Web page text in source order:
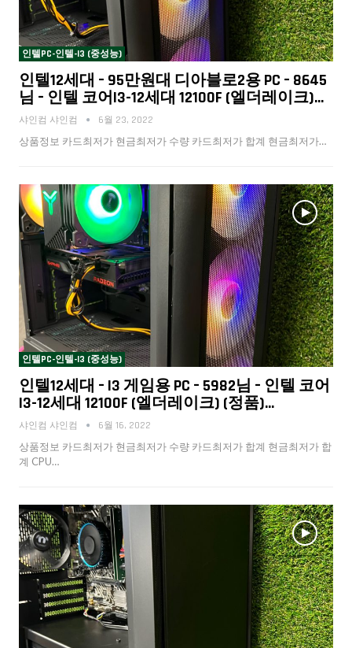
인텔PC-인텔-I3 (중성능)
인텔12세대 – 95만원대 디아블로2용 PC – 8645
님 – 인텔 코어i3-12세대 12100F (엘더레이크)…
샤인컴 샤인컴 6월 23, 2022
상품정보 카드최저가 현금최저가 수량 카드최저가 합계 현금최저가…
인텔PC-인텔-I3 (중성능)
인텔12세대 – I3 게임용 PC – 5982님 – 인텔 코어
I3-12세대 12100F (엘더레이크) (정품)…
샤인컴 샤인컴 6월 16, 2022
상품정보 카드최저가 현금최저가 수량 카드최저가 합계 현금최저가 합
계 CPU…